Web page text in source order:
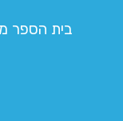
בית הספר